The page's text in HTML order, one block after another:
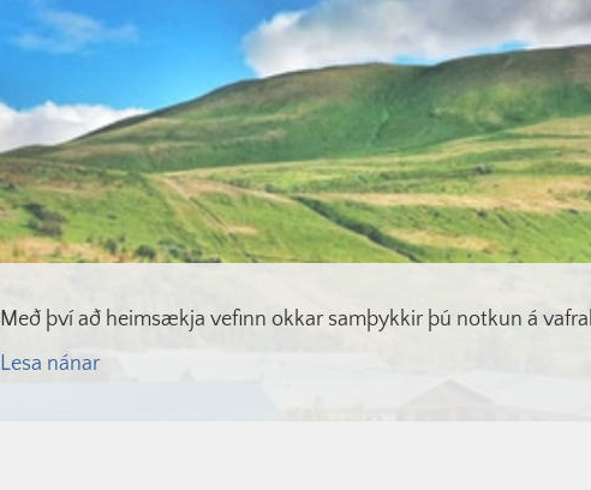
Með því að heimsækja vefinn okkar samþykkir þú notkun á
Lesa nánar